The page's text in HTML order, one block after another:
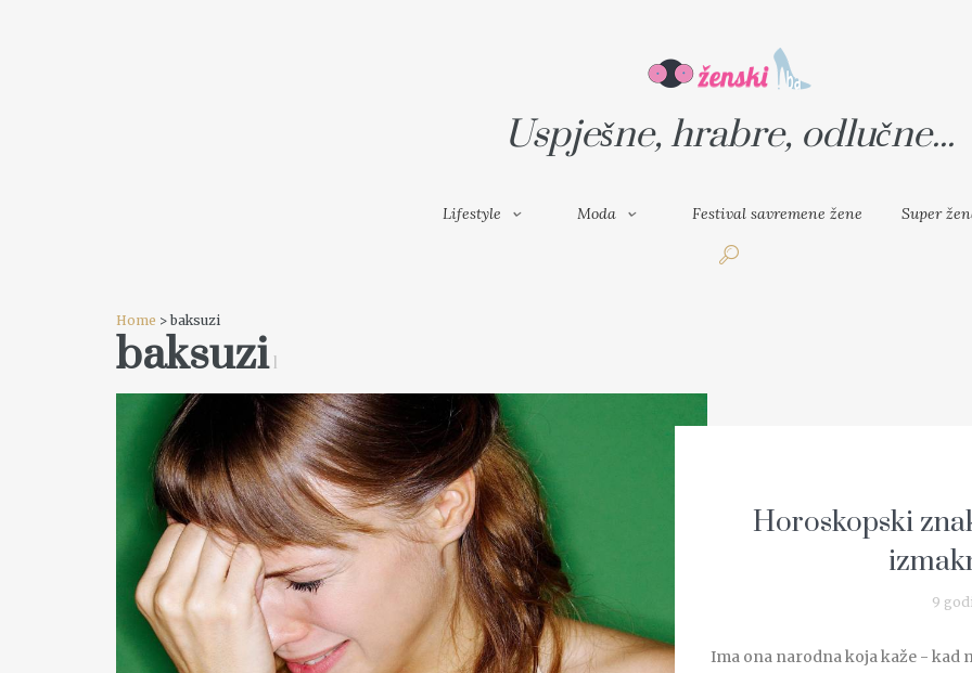
SUPER ŽENA
Uspješne, hrabre, odlučne...
Lifestyle Moda Festival savremene žene Super
Home > baksuzi
baksuzi1
READ MORE
Horoskopski
9
Ima ona narodna koja kaže - kad